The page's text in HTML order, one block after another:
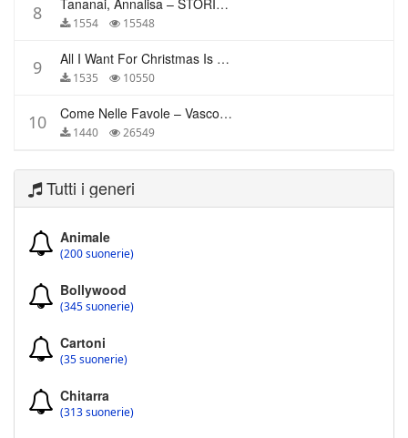
8 Tananai, Annalisa – STORIE BREVI
1554 15548
9 All I Want For Christmas Is You – Mariah Carey
1535 10550
10 Come Nelle Favole – Vasco Rossi
1440 26549
Tutti i generi
Animale
(200 suonerie)
Bollywood
(345 suonerie)
Cartoni
(35 suonerie)
Chitarra
(313 suonerie)